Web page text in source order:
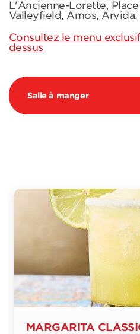
L'Ancienne-Lorette,
Valleyfield, Amos, Arvida,
Consultez le menu
dessus
Salle à manger
MARGARITA